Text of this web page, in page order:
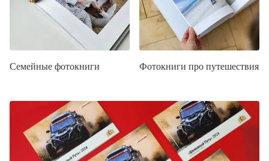
Семейные фотокниги Фотокниги про путешествия